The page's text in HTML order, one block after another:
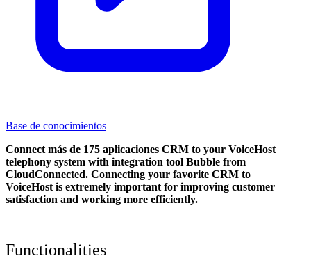
Base de conocimientos
Connect más de 175 aplicaciones CRM to your VoiceHost
telephony system with integration tool Bubble from
CloudConnected. Connecting your favorite CRM to
VoiceHost is extremely important for improving customer
satisfaction and working more efficiently.
Functionalities